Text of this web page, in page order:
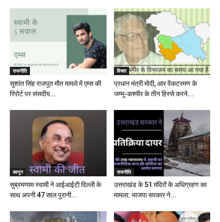
राजनीति
सुशांत सिंह राजपूत मौत मामले में एम्स की
रिपोर्ट पर संसदीय...
विचार
प्रधान मंत्री मोदी, आर वेंकटरमण के
जम्मू-कश्मीर के तीन हिस्से करने...
कानून
सुब्रमण्यम स्वामी ने आईआईटी दिल्ली के
साथ अपनी 47 साल पुरानी...
राजनीति
उत्तराखंड के 51 मंदिरों के अधिग्रहण का
मामला: भाजपा सरकार ने...